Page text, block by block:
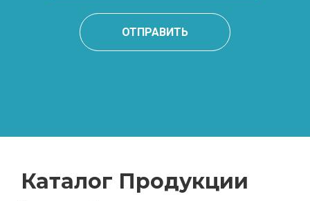
ОТПРАВИТЬ
Каталог Продукции